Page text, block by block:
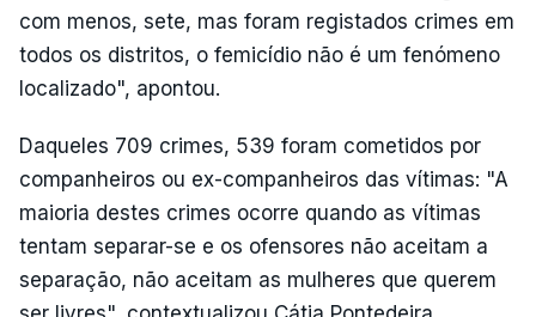
com menos, sete, mas foram registados crimes em
todos os distritos, o femicídio não é um fenómeno
localizado", apontou.
Daqueles 709 crimes, 539 foram cometidos por
companheiros ou ex-companheiros das vítimas: "A
maioria destes crimes ocorre quando as vítimas
tentam separar-se e os ofensores não aceitam a
separação, não aceitam as mulheres que querem